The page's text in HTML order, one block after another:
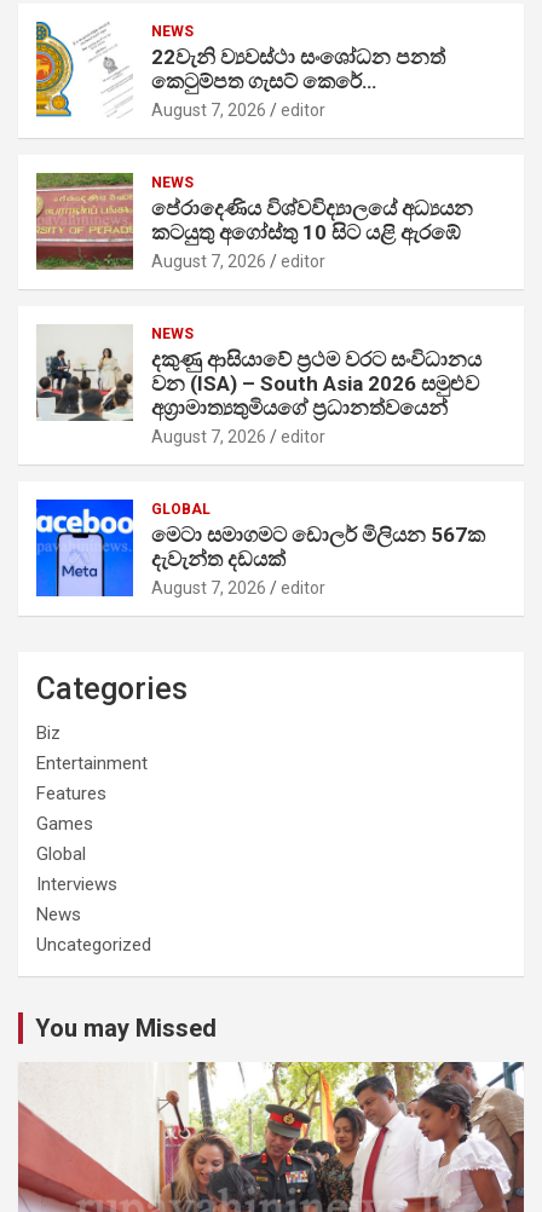
NEWS
22වැනි ව්‍යවස්ථා සංශෝධන පනත්
කෙටුම්පත ගැසට් කෙරේ…
August 7, 2026 editor
NEWS
පේරාදෙණිය විශ්වවිද්‍යාලයේ අධ්‍යයන
කටයුතු අගෝස්තු 10 සිට යළි ඇරඹේ
August 7, 2026 editor
NEWS
දකුණු ආසියාවේ ප්‍රථම වරට සංවිධානය
වන (ISA) – South Asia 2026 සමුළුව
අග්‍රාමාත්‍යතුමියගේ ප්‍රධානත්වයෙන්
August 7, 2026 editor
GLOBAL
මෙටා සමාගමට ඩොලර් මිලියන 567ක
දැවැන්ත දඩයක්
August 7, 2026 editor
Categories
Biz
Entertainment
Features
Games
Global
Interviews
News
Uncategorized
You may Missed